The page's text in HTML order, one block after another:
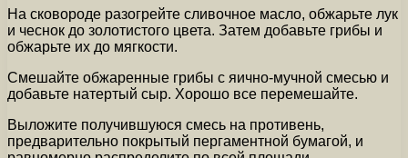
На сковороде разогрейте сливочное масло, обжарьте лук
и чеснок до золотистого цвета. Затем добавьте грибы и
обжарьте их до мягкости.
Смешайте обжаренные грибы с яично-мучной смесью и
добавьте натертый сыр. Хорошо все перемешайте.
Выложите получившуюся смесь на противень,
предварительно покрытый пергаментной бумагой, и